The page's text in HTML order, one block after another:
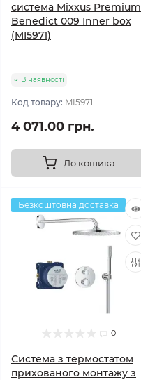
система Mixxus Premium
Benedict 009 Inner box
(MI5971)
В наявності
Код товару: MI5971
4 071.00 грн.
До кошика
Безкоштовна доставка
0
Система з термостатом
прихованого монтажу з